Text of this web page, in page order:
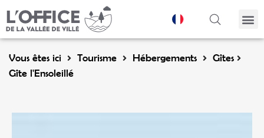
Vous êtes ici Tourisme Hébergements
Gîtes
Gîte l'Ensoleillé
Panneau de gestion des cookies